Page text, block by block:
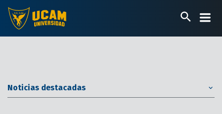
Pasar
contenido
principal
Noticias destacadas